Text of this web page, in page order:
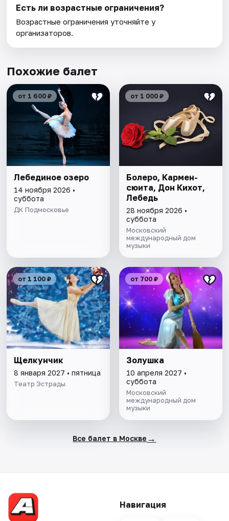
Есть ли возрастные ограничения?
Возрастные ограничения уточняйте у
организаторов.
Похожие балет
от 1 600 ₽
Лебединое озеро
14 ноября 2026 •
суббота
ДК Подмосковье
от 1 000 ₽
Болеро, Кармен-
сюита, Дон Кихот,
Лебедь
28 ноября 2026 •
суббота
Московский
международный дом
музыки
от 1 100 ₽
Щелкунчик
8 января 2027 • пятница
Театр Эстрады
от 700 ₽
Золушка
10 апреля 2027 •
суббота
Московский
международный дом
музыки
Все балет в Москве →
Навигация